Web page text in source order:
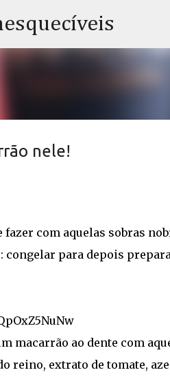
nele!
com aquelas sobras
congelar para depois
macarrão ao dente com
reino, extrato de tomate,